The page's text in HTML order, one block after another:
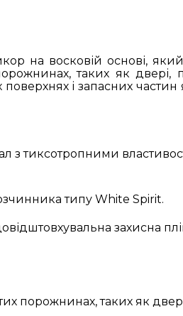
на восковій основі,
таких як двері,
і запасних
з тиксотропними
типу White Spirit.
захисна
порожнинах, таких як